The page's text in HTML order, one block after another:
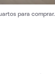
para comprar.